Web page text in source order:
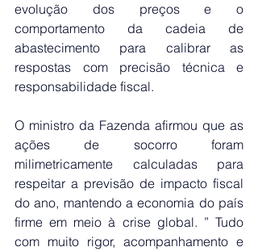
evolução dos preços e o
comportamento da cadeia de
abastecimento para calibrar as
respostas com precisão técnica e
responsabilidade fiscal.
O ministro da Fazenda afirmou que as
ações de socorro foram
milimetricamente calculadas para
respeitar a previsão de impacto fiscal
do ano, mantendo a economia do país
firme em meio à crise global. ” Tudo
com muito rigor, acompanhamento e